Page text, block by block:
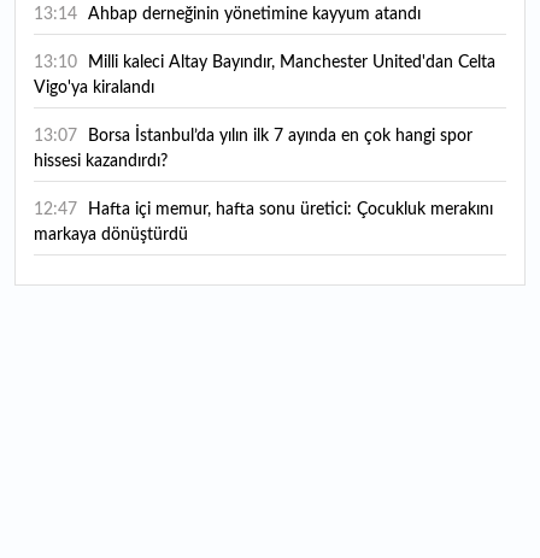
13:14 Ahbap derneğinin yönetimine kayyum atandı
13:10
Vigo'ya kiralandı
13:07
hissesi kazandırdı?
12:47
markaya dönüştürdü
12:45 Harry Potter severlerin hayalini süsleyen tarihi malikane